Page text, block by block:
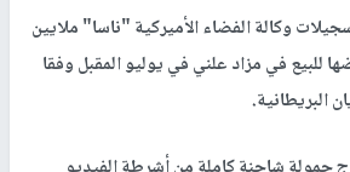
وكالة الفضاء الأميركية "ناسا" ملايين
للبيع في مزاد علني في يوليو المقبل وفقا
البريطانية.